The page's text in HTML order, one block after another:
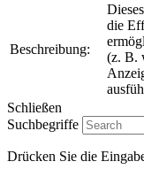
Beschreibung:
die
(z. B.
Schließen
Suchbegriffe
Drücken Sie die